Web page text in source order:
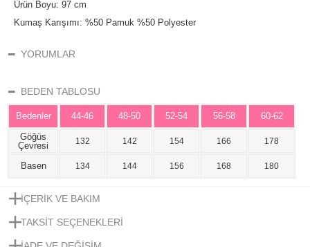
Ürün Boyu: 97 cm
Kumaş Karışımı: %50 Pamuk %50 Polyester
YORUMLAR
BEDEN TABLOSU
Bedenler 44-46 48-50 52-54 56-58
60-62
Göğüs
Çevresi
132 142 154 166 178
Basen 134 144 156 168 180
İÇERIK VE BAKIM
TAKSIT SEÇENEKLERI